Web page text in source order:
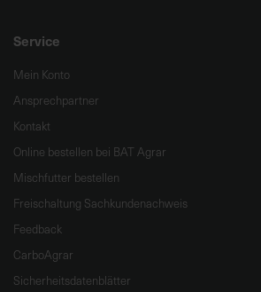
Service
Mein Konto
Ansprechpartner
Kontakt
Online bestellen bei BAT Agrar
Mischfutter bestellen
Freischaltung Sachkundenachweis
Feedback
CarboAgrar
Sicherheitsdatenblätter